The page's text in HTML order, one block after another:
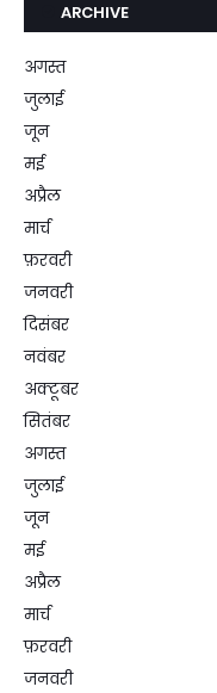
ARCHIVE
अगस्त
जुलाई
जून
मई
अप्रैल
मार्च
फ़रवरी
जनवरी
दिसंबर
नवंबर
अक्टूबर
सितंबर
अगस्त
जुलाई
जून
मई
अप्रैल
मार्च
फ़रवरी
जनवरी